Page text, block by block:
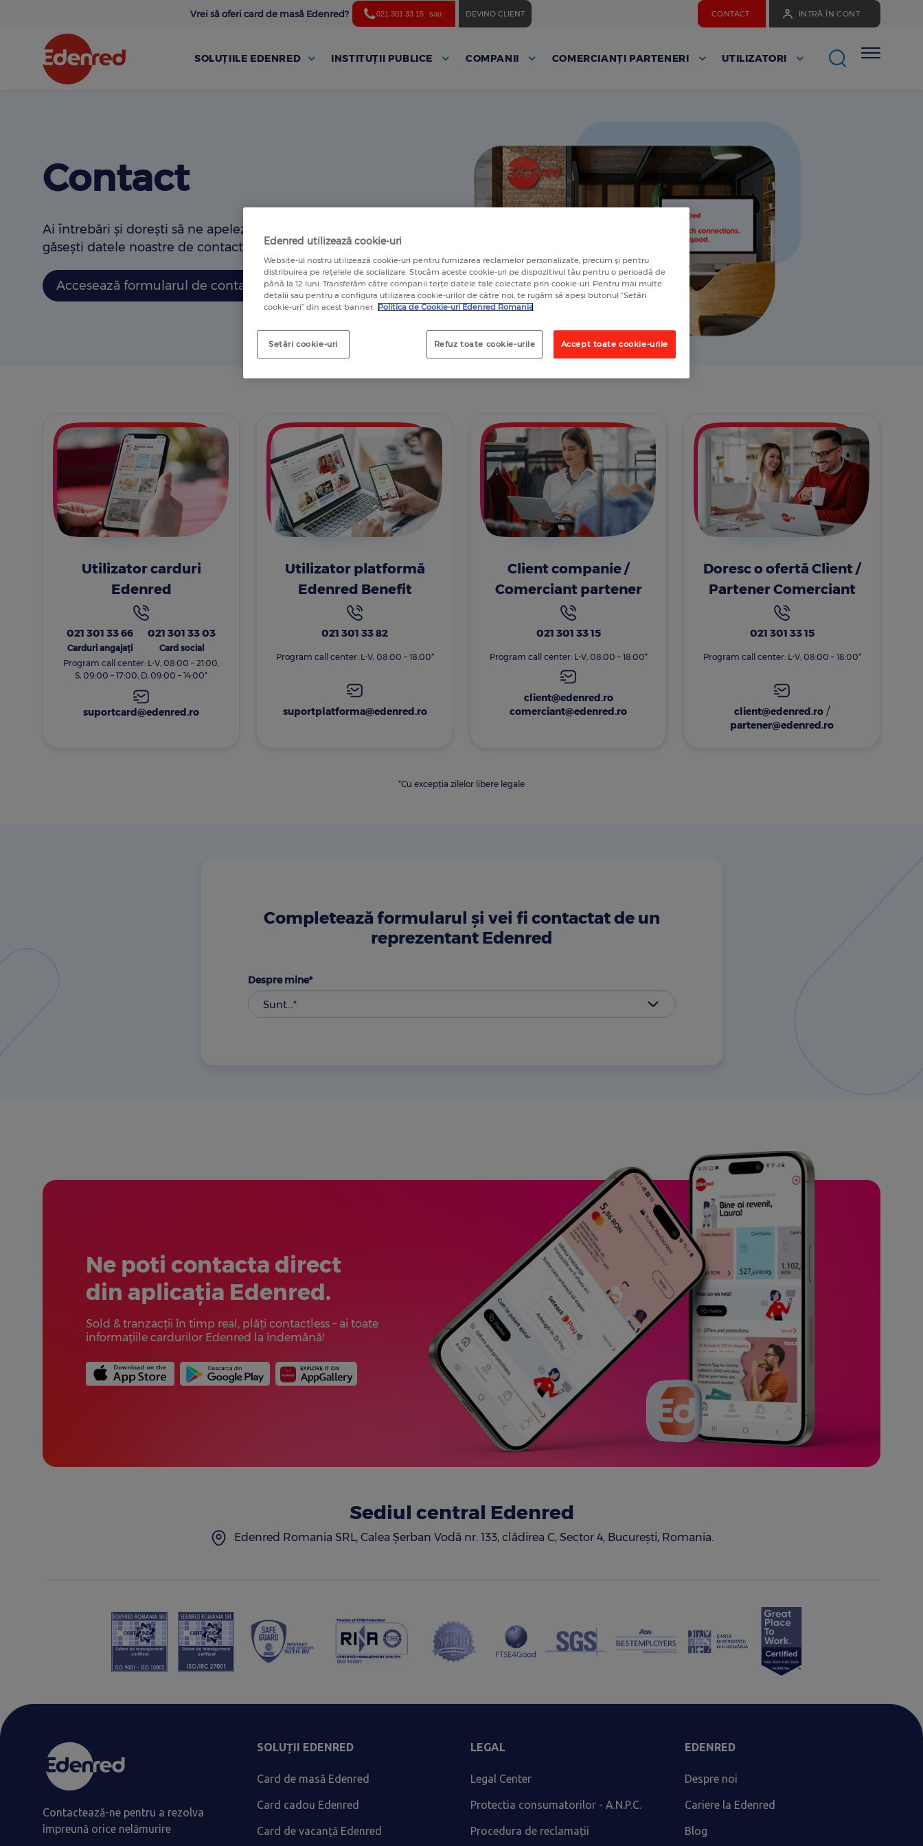
Vrei să oferi card de masă Edenred? 021 301 33 15 sau DEVINO CLIENT CONTACT INTRĂ ÎN CONT
SOLUȚIILE EDENRED INSTITUȚII PUBLICE COMPANII COMERCIANȚI PARTENERI UTILIZATORI
Contact
Ai întrebări și dorești să ne apelezi direct? Mai jos
găsești datele noastre de contact și formularul.
Accesează formularul de contact
Utilizator carduri
Edenred
021 301 33 66
Carduri angajați
021 301 33 03
Card social
Program call center: L-V, 08:00 – 21:00,
S, 09:00 – 17:00, D, 09:00 – 14:00*
suportcard@edenred.ro
Utilizator platformă
Edenred Benefit
021 301 33 82
Program call center: L-V, 08:00 – 18:00*
suportplatforma@edenred.ro
Client companie /
Comerciant partener
021 301 33 15
Program call center: L-V, 08:00 – 18:00*
client@edenred.ro
comerciant@edenred.ro
Doresc o ofertă Client /
Partener Comerciant
021 301 33 15
Program call center: L-V, 08:00 – 18:00*
client@edenred.ro /
partener@edenred.ro
*Cu excepția zilelor libere legale
Completează formularul și vei fi contactat de un
reprezentant Edenred
Despre mine*
Ne poti contacta direct
din aplicația Edenred.
Sold & tranzacții în timp real, plăți contactless – ai toate
informațiile cardurilor Edenred la îndemână!
Sediul central Edenred
Edenred Romania SRL, Calea Şerban Vodă nr. 133, clădirea C, Sector 4, București, Romania.
Contactează-ne pentru a rezolva
împreună orice nelămurire
SOLUȚII EDENRED
Card de masă Edenred
Card cadou Edenred
Card de vacanță Edenred
LEGAL
Legal Center
Protectia consumatorilor - A.N.P.C.
Procedura de reclamații
EDENRED
Despre noi
Cariere la Edenred
Blog
Edenred utilizează cookie-uri
Website-ul nostru utilizează cookie-uri pentru furnizarea reclamelor personalizate, precum și pentru
distribuirea pe rețelele de socializare. Stocăm aceste cookie-uri pe dispozitivul tău pentru o perioadă de
până la 12 luni. Transferăm către companii terțe datele tale colectate prin cookie-uri. Pentru mai multe
detalii sau pentru a configura utilizarea cookie-urilor de către noi, te rugăm să apeși butonul “Setări
cookie-uri” din acest banner. Politica de Cookie-uri Edenred Romania
Setări cookie-uri Refuz toate cookie-urile Accept toate cookie-urile